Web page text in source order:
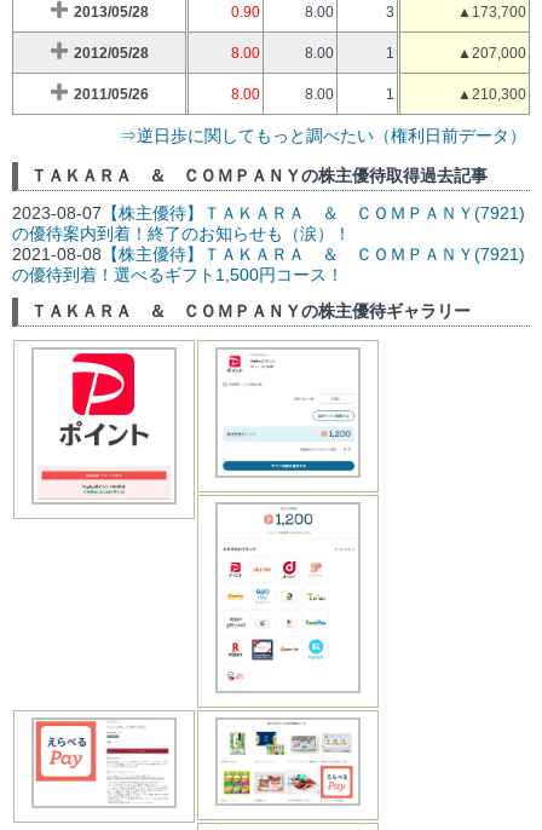
2013/05/28 0.90 8.00 3 ▲173,700
2012/05/28 8.00 8.00 1 ▲207,000
2011/05/26 8.00 8.00 1 ▲210,300
⇒逆日歩に関してもっと調べたい（権利日前データ）
ＴＡＫＡＲＡ ＆ ＣＯＭＰＡＮＹの株主優待取得過去記事
2023-08-07 【株主優待】ＴＡＫＡＲＡ ＆ ＣＯＭＰＡＮＹ(7921)
の優待案内到着！終了のお知らせも（涙）！
2021-08-08 【株主優待】ＴＡＫＡＲＡ ＆ ＣＯＭＰＡＮＹ(7921)
の優待到着！選べるギフト1,500円コース！
ＴＡＫＡＲＡ ＆ ＣＯＭＰＡＮＹの株主優待ギャラリー